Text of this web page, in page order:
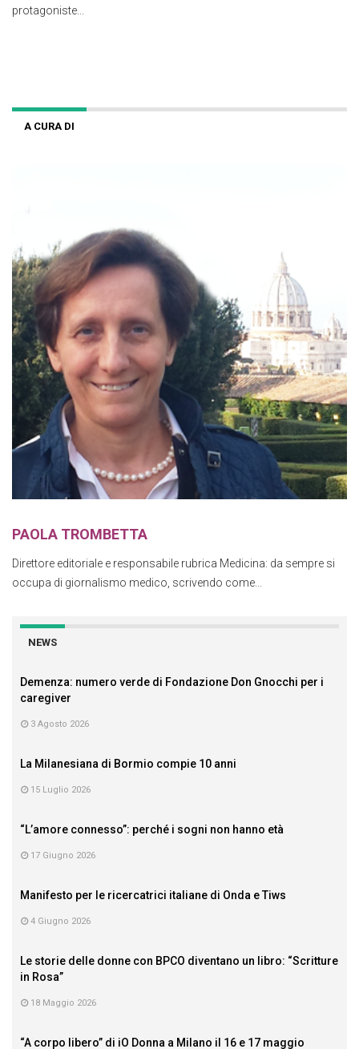
protagoniste...
A CURA DI
PAOLA TROMBETTA
Direttore editoriale e responsabile rubrica Medicina: da sempre si
occupa di giornalismo medico, scrivendo come...
NEWS
Demenza: numero verde di Fondazione Don Gnocchi per i
caregiver
3 Agosto 2026
La Milanesiana di Bormio compie 10 anni
15 Luglio 2026
“L’amore connesso”: perché i sogni non hanno età
17 Giugno 2026
Manifesto per le ricercatrici italiane di Onda e Tiws
4 Giugno 2026
Le storie delle donne con BPCO diventano un libro: “Scritture
in Rosa”
18 Maggio 2026
“A corpo libero” di iO Donna a Milano il 16 e 17 maggio